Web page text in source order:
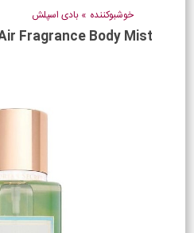
خوشبوکننده » بادی اسپلش
Fragrance Body Mist